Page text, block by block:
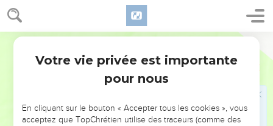
Esaïe 45
moi en vain. Je suis l'Éternel qui prononce ce qui est juste,
et qui déclare ce qui est droit.
La conversion des nations
Assemblez-vous et venez, approchez-vous ensemble,
réchappés des nations ! Ils n'ont point de connaissance, ceux
qui portent leur idole de bois, et qui adressent leur prière à
un dieu qui ne sauve point.
Votre vie privée est importante
pour nous
En cliquant sur le bouton « Accepter tous les cookies », vous
acceptez que TopChrétien utilise des traceurs (comme des